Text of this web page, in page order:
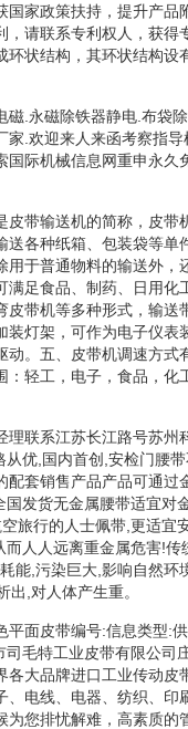
家政策扶持，提升产品
请联系专利权人，获得
状结构，其环状结构设
.永磁除铁器静电.布袋
.欢迎来人来函考察指
际机械信息网重申永久
带输送机的简称，皮带
各种纸箱、包装袋等单
于普通物料的输送外，
足食品、制药、日用化
带机等多种形式，输送
灯架，可作为电子仪表
。五、皮带机调速方式
轻工，电子，食品，化
联系江苏长江路号苏州
优,国内首创,安检门腰
套销售产品产品可通过
发货无金属腰带适宜对
旅行的人士佩带,更适宜
人人远离重金属危害!
能,污染巨大,影响自然环
,对人体产生重。
面皮带编号:信息类型:
毛特工业皮带有限公司
大品牌进口工业传动皮
电线、电器、纺织、印
您排忧解难，高素质的